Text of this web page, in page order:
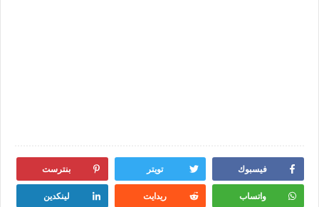
فيسبوك تويتر بنترست
واتساب ريدايت لينكدين